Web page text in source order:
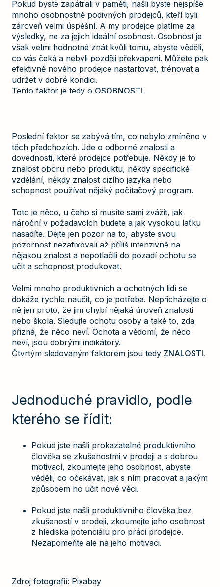
Pokud byste zapátrali v paměti, našli byste nejspíše
mnoho osobnostně podivných prodejců, kteří byli
zároveň velmi úspěšní. A my prodejce platíme za
výsledky, ne za jejich ideální osobnost. Osobnost je
však velmi hodnotné znát kvůli tomu, abyste věděli,
co vás čeká a nebyli později překvapeni. Můžete pak
efektivně nového prodejce nastartovat, trénovat a
udržet v dobré kondici.
Tento faktor je tedy o OSOBNOSTI.
Poslední faktor se zabývá tím, co nebylo zmíněno v
těch předchozích. Jde o odborné znalosti a
dovednosti, které prodejce potřebuje. Někdy je to
znalost oboru nebo produktu, někdy specifické
vzdělání, někdy znalost cizího jazyka nebo
schopnost používat nějaký počítačový program.
Toto je něco, u čeho si musíte sami zvážit, jak
nároční v požadavcích budete a jak vysokou laťku
nasadíte. Dejte jen pozor na to, abyste svou
pozornost nezafixovali až příliš intenzivně na
nějakou znalost a nepotlačili do pozadí ochotu se
učit a schopnost produkovat.
Velmi mnoho produktivních a ochotných lidí se
dokáže rychle naučit, co je potřeba. Nepřicházejte o
ně jen proto, že jim chybí nějaká úroveň znalosti
nebo škola. Sledujte ochotu osoby a také to, zda
přizná, že něco neví. Ochota a vědomí, že něco
neví, jsou dobrými indikátory.
Čtvrtým sledovaným faktorem jsou tedy ZNALOSTI.
Jednoduché pravidlo, podle
kterého se řídit:
Pokud jste našli prokazatelně produktivního
člověka se zkušenostmi v prodeji a s dobrou
motivací, zkoumejte jeho osobnost, abyste
věděli, co očekávat, jak s ním pracovat a jakým
způsobem ho učit nové věci.
Pokud jste našli produktivního člověka bez
zkušeností v prodeji, zkoumejte jeho osobnost
z hlediska potenciálu pro práci prodejce.
Nezapomeňte ale na jeho motivaci.
Zdroj fotografií: Pixabay